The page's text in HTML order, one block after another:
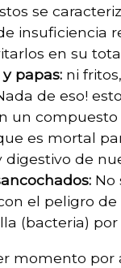
se
insuficiencia
en su
papas: ni
de eso!
un
es mortal
digestivo de
No
el peligro
(bacteria) por
momento por